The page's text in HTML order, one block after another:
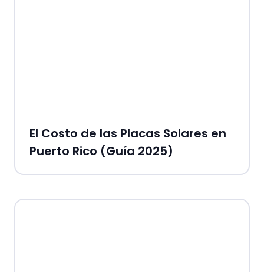
El Costo de las Placas Solares en
Puerto Rico (Guía 2025)